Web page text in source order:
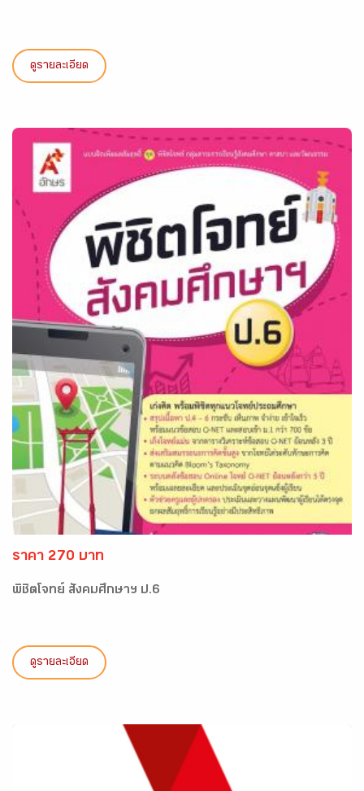
ดูรายละเอียด
ราคา 270 บาท
พิชิตโจทย์ สังคมศึกษาฯ ป.6
ดูรายละเอียด